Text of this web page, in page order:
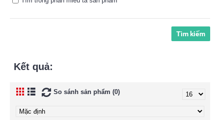
Kết quả:
So sánh sản phẩm (0)